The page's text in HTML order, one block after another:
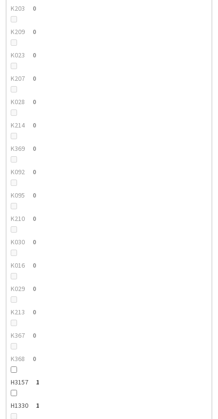
K203 0
K209 0
K023 0
K207 0
K028 0
K214 0
K369 0
K092 0
K095 0
K210 0
K030 0
K016 0
K029 0
K213 0
K367 0
K368 0
H3157 1
H1330 1